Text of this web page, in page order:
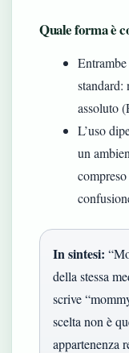
Quale forma è
standard:
assoluto
L’uso
un
In sintesi:
della stessa
scrive
scelta non è
appartenenza